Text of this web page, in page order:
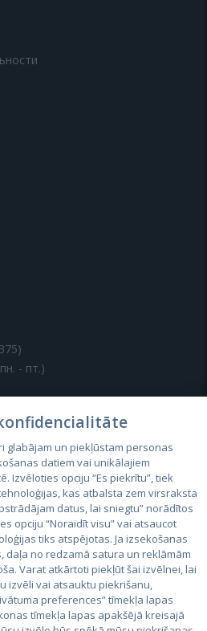
- пт.)
glabājam un piekļūstam personas
datiem vai unikālajiem
Izvēloties opciju “Es piekrītu”, tiek
kas atbalsta zem virsraksta
datus, lai sniegtu” norādītos
opciju “Noraidīt visu” vai atsaucot
tiks atspējotas. Ja izsekošanas
daļa no redzamā satura un reklāmām
Varat atkārtoti piekļūt šai izvēlnei, lai
izvēli vai atsauktu piekrišanu,
preferences” tīmekļa lapas
tīmekļa lapas apakšējā kreisajā